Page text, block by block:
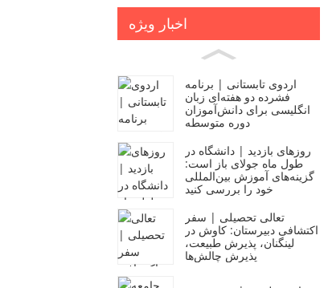
اخبار ویژه
اردوی تابستانی | برنامه
فشرده دو هفته‌ای زبان
انگلیسی برای دانش‌آموزان
دوره متوسطه
روزهای بازدید | دانشگاه در
طول ماه جولای باز است:
گزینه‌های آموزش بین‌المللی
خود را بررسی کنید
تعالی تحصیلی | سفر
اکتشافی دبیرستان: کاوش در
لینگنان، پذیرش طبیعت،
پذیرش چالش‌ها